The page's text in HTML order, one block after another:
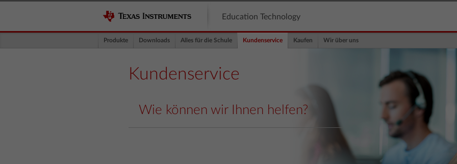
Education Technology
Produkte Downloads Alles für die Schule Kundenservice Kaufen Wir über uns
Kundenservice
Wie können wir Ihnen helfen?